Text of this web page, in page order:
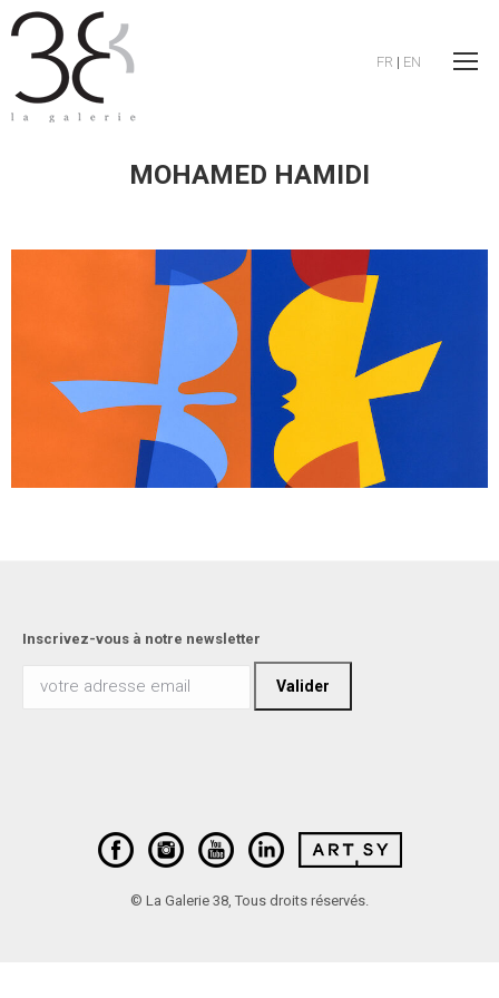
FR | EN
MOHAMED HAMIDI
Inscrivez-vous à notre newsletter
© La Galerie 38, Tous droits réservés.